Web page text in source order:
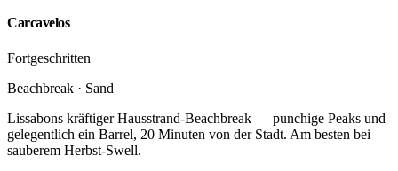
Carcavelos
Fortgeschritten
Beachbreak · Sand
Lissabons kräftiger Hausstrand-Beachbreak — punchige Peaks und
gelegentlich ein Barrel, 20 Minuten von der Stadt. Am besten bei
sauberem Herbst-Swell.